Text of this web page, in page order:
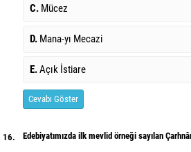
C. Mücez
D. Mana-yı Mecazi
E.Açık İstiare
Cevabı Göster
16. Edebiyatımızda ilk mevlid örneği sayılan